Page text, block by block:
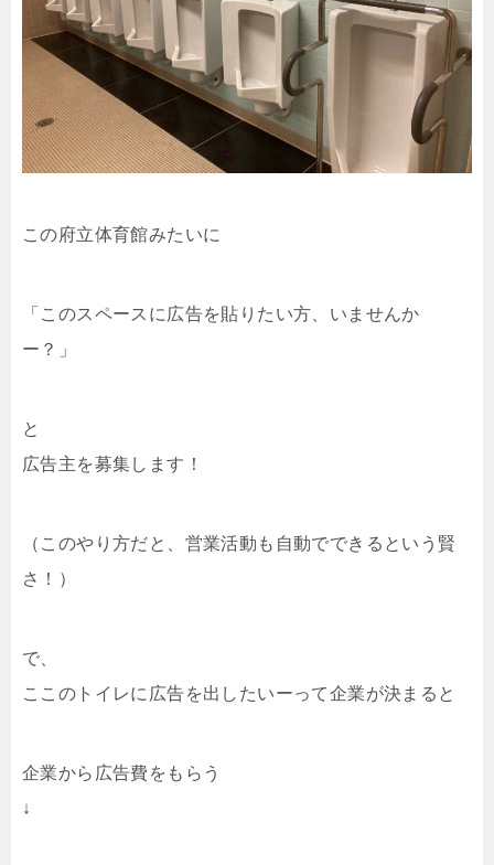
この府立体育館みたいに
「このスペースに広告を貼りたい方、いませんか
ー？」
と
広告主を募集します！
（このやり方だと、営業活動も自動でできるという賢
さ！）
で、
ここのトイレに広告を出したいーって企業が決まると
企業から広告費をもらう
↓